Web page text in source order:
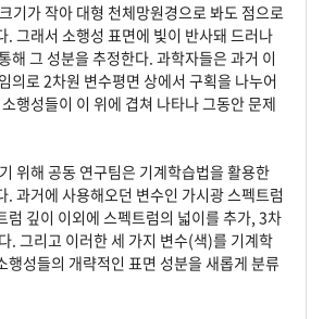
기가 작아 대형 천체망원경으로 봐도 점으로
. 그래서 소행성 표면에 빛이 반사돼 드러나
해 그 성분을 추정한다. 과학자들은 과거 이
의로 2차원 변수평면 상에서 구획을 나누어
행성들이 이 위에 겹쳐 나타나 그동안 문제
위해 공동 연구팀은 기계학습법을 활용한
. 과거에 사용해오던 변수인 가시광 스펙트럼
럼 깊이 이외에 스펙트럼의 넓이를 추가, 3차
. 그리고 이러한 세 가지 변수(색)를 기계학
행성들의 개략적인 표면 성분을 새롭게 분류